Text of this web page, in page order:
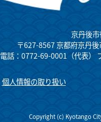
京丹後
〒627-8567 京都府京丹
電話：0772-69-0001（代表）
個人情報の取り扱い
Copyright (c) Kyotango